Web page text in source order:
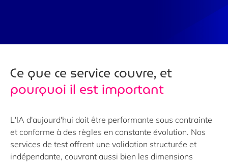
Ce que ce service couvre, et
pourquoi il est important
L'IA d'aujourd'hui doit être performante sous contrainte
et conforme à des règles en constante évolution. Nos
services de test offrent une validation structurée et
indépendante, couvrant aussi bien les dimensions